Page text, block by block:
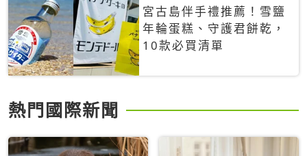
宮古島伴手禮推薦！雪鹽
年輪蛋糕、守護君餅乾，
10款必買清單
熱門國際新聞